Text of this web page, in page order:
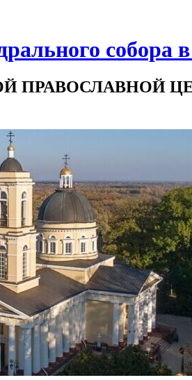
собора в
ПРАВОСЛАВНОЙ